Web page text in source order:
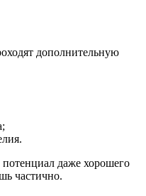
дополнительную
потенциал даже хорошего
частично.